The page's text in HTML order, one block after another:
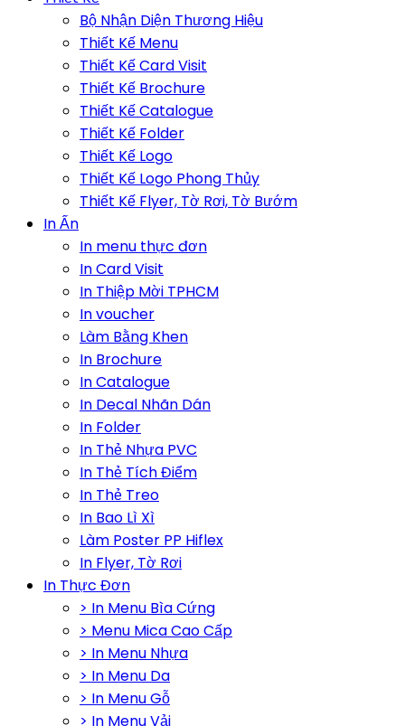
Bộ Nhận Diện Thương Hiệu
Thiết Kế Menu
Thiết Kế Card Visit
Thiết Kế Brochure
Thiết Kế Catalogue
Thiết Kế Folder
Thiết Kế Logo
Thiết Kế Logo Phong Thủy
Thiết Kế Flyer, Tờ Rơi, Tờ Bướm
In Ấn
In menu thực đơn
In Card Visit
In Thiệp Mời TPHCM
In voucher
Làm Bằng Khen
In Brochure
In Catalogue
In Decal Nhãn Dán
In Folder
In Thẻ Nhựa PVC
In Thẻ Tích Điểm
In Thẻ Treo
In Bao Lì Xì
Làm Poster PP Hiflex
In Flyer, Tờ Rơi
In Thực Đơn
> In Menu Bìa Cứng
> Menu Mica Cao Cấp
> In Menu Nhựa
> In Menu Da
> In Menu Gỗ
> In Menu Vải